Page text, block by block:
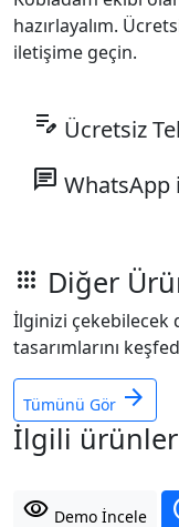
hazırlayalım.
iletişime geçin.
edit_note Ücretsiz
chat WhatsApp
apps Diğer
İlginizi çekebilecek
tasarımlarını
Tümünü Gör arrow_forward
İlgili ürünler
visibility Demo İncele